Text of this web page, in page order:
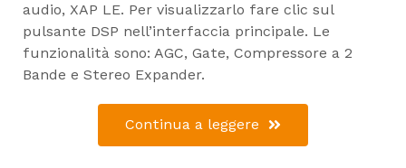
audio, XAP LE. Per visualizzarlo fare clic sul
pulsante DSP nell’interfaccia principale. Le
funzionalità sono: AGC, Gate, Compressore a 2
Bande e Stereo Expander.
Continua a leggere